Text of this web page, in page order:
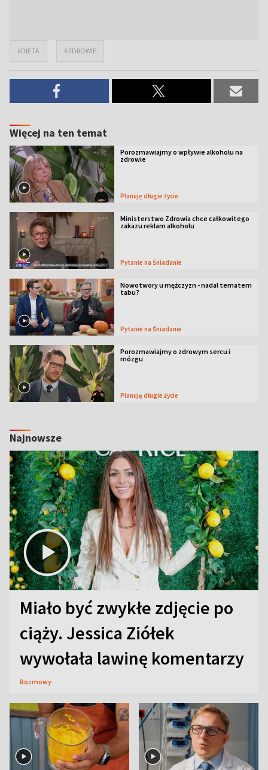
#DIETA #ZDROWIE
Więcej na ten temat
Porozmawiajmy o wpływie alkoholu na
zdrowie
Planuję długie życie
Ministerstwo Zdrowia chce całkowitego
zakazu reklam alkoholu
Pytanie na Śniadanie
Nowotwory u mężczyzn - nadal tematem
tabu?
Pytanie na Śniadanie
Porozmawiajmy o zdrowym sercu i
mózgu
Planuję długie życie
Najnowsze
Miało być zwykłe zdjęcie po
ciąży. Jessica Ziółek
wywołała lawinę komentarzy
Rozmowy